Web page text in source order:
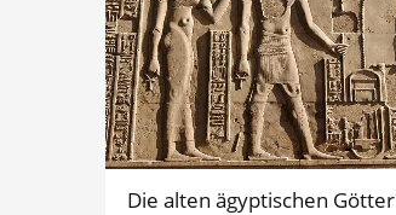
Die alten ägyptischen Götter